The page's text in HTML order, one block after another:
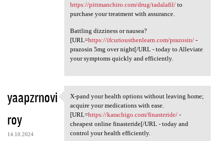
https://pittmanchiro.com/drug/tadalafil/to
purchase your treatment with assurance.
Battling dizziness or nausea?
[URL=https://ifcuriousthenlearn.com/prazosin/-
prazosin 5mg over night[/URL - today to Alleviate
your symptoms quickly and efficiently.
yaapzrnovi
roy
14.10.2024
X-pand your health options
X-pand your health options without leaving home;
acquire your medications with ease.
[URL=https://karachigo.com/finasteride/-
cheapest online finasteride[/URL - today and
control your health efficiently.